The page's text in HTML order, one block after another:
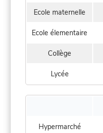
Ecole maternelle
Ecole élementaire
Collège
Lycée
Hypermarché